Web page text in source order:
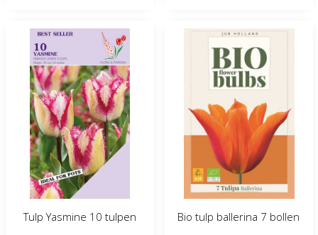
Tulp Yasmine 10 tulpen Bio tulp ballerina 7 bollen